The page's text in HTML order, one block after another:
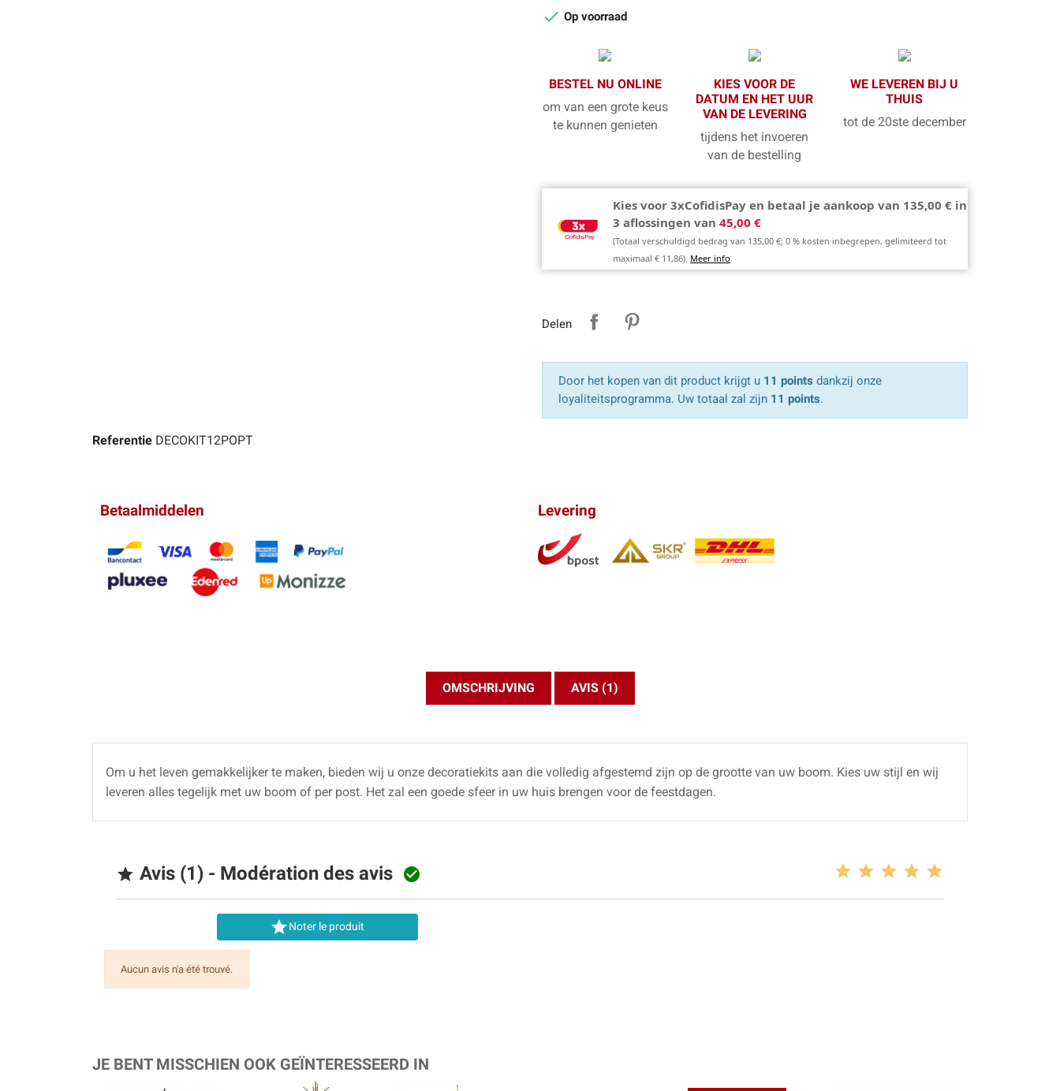
 Op voorraad
BESTEL NU ONLINE
om van een grote keus
te kunnen genieten
KIES VOOR DE
DATUM EN HET UUR
VAN DE LEVERING
tijdens het invoeren
van de bestelling
WE LEVEREN BIJ U
THUIS
tot de 20ste december
Kies voor 3xCofidisPay en betaal je aankoop van 135,00 € in
3 aflossingen van 45,00 €
(Totaal verschuldigd bedrag van 135,00 €; 0 % kosten inbegrepen, gelimiteerd tot
maximaal € 11,86). Meer info
Delen
Door het kopen van dit product krijgt u 11 points dankzij onze
loyaliteitsprogramma. Uw totaal zal zijn 11 points.
Referentie DECOKIT12POPT
Betaalmiddelen Levering
OMSCHRIJVING AVIS (1)
Om u het leven gemakkelijker te maken, bieden wij u onze decoratiekits aan die volledig afgestemd zijn op de grootte van uw boom. Kies uw stijl en wij
leveren alles tegelijk met uw boom of per post. Het zal een goede sfeer in uw huis brengen voor de feestdagen.
 Avis (1) - Modération des avis 
Noter le produit
Aucun avis n'a été trouvé.
JE BENT MISSCHIEN OOK GEÏNTERESSEERD IN